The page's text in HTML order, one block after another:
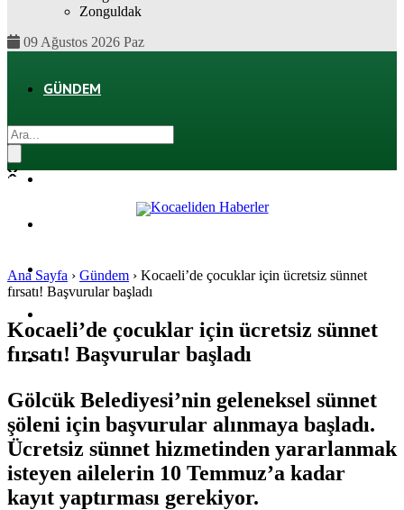
Zonguldak
09 Ağustos 2026 Paz
GÜNDEM
SPOR
SAĞLIK
Ana Sayfa › Gündem › Kocaeli’de çocuklar için ücretsiz sünnet
fırsatı! Başvurular başladı
Kocaeli’de çocuklar için ücretsiz sünnet
fırsatı! Başvurular başladı
Gölcük Belediyesi’nin geleneksel sünnet
şöleni için başvurular alınmaya başladı.
Ücretsiz sünnet hizmetinden yararlanmak
isteyen ailelerin 10 Temmuz’a kadar
kayıt yaptırması gerekiyor.